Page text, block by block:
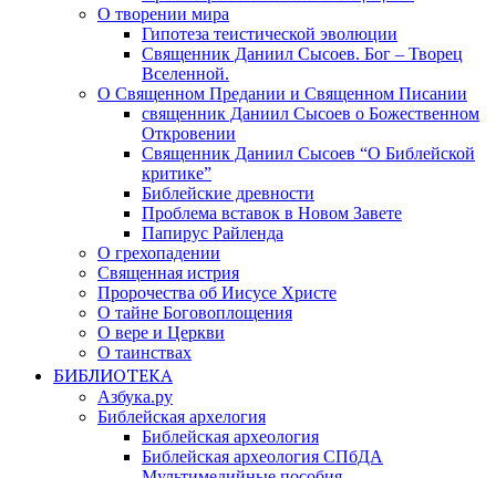
О творении мира
Гипотеза теистической эволюции
Священник Даниил Сысоев. Бог – Творец
Вселенной.
О Священном Предании и Священном Писании
священник Даниил Сысоев о Божественном
Откровении
Священник Даниил Сысоев “О Библейской
критике”
Библейские древности
Проблема вставок в Новом Завете
Папирус Райленда
О грехопадении
Священная истрия
Пророчества об Иисусе Христе
О тайне Боговоплощения
О вере и Церкви
О таинствах
БИБЛИОТЕКА
Азбука.ру
Библейская архелогия
Библейская археология
Библейская археология СПбДА